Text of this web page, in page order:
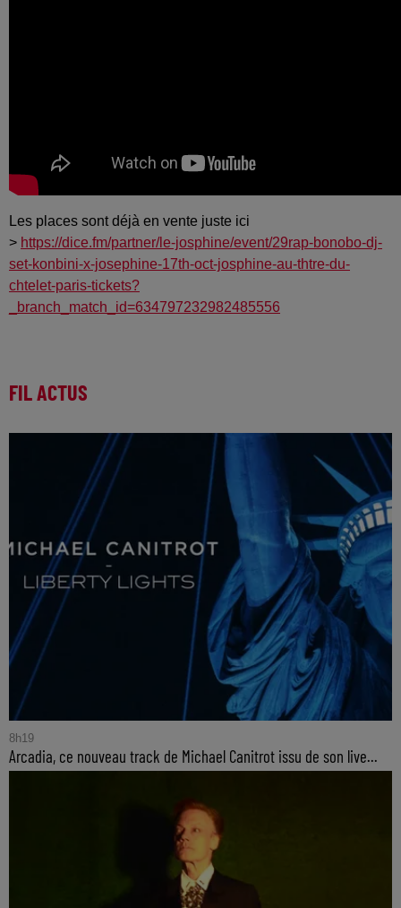
Les places sont déjà en vente juste ici
> https://dice.fm/partner/le-josphine/event/29rap-bonobo-dj-
set-konbini-x-josephine-17th-oct-josphine-au-thtre-du-
chtelet-paris-tickets?
_branch_match_id=634797232982485556
FIL ACTUS
8h19
Arcadia, ce nouveau track de Michael Canitrot issu de son live...